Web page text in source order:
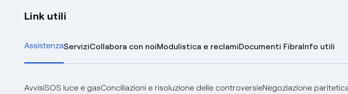
Link utili
AssistenzaServiziCollabora con noiModulistica e reclamiDocumenti FibraInfo utili
AvvisiSOS luce e gasConciliazioni e risoluzione delle controversieNegoziazione